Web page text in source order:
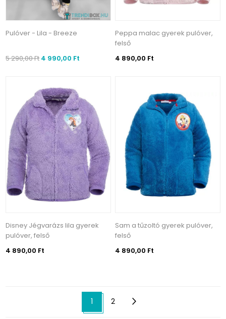
Pulóver - Lila - Breeze
5 290,00 Ft 4 990,00 Ft
Peppa malac gyerek pulóver,
felső
4 890,00 Ft
Disney Jégvarázs lila gyerek
pulóver, felső
4 890,00 Ft
Sam a tűzoltó gyerek pulóver,
felső
4 890,00 Ft
1 2